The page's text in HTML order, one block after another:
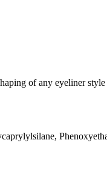
of any eyeliner